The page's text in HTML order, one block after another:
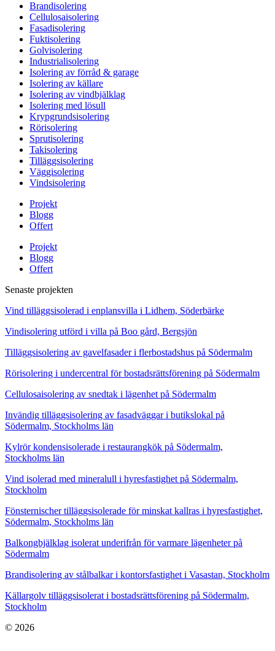
Brandisolering
Cellulosaisolering
Fasadisolering
Fuktisolering
Golvisolering
Industrialisolering
Isolering av förråd & garage
Isolering av källare
Isolering av vindbjälklag
Isolering med lösull
Krypgrundsisolering
Rörisolering
Sprutisolering
Takisolering
Tilläggsisolering
Väggisolering
Vindsisolering
Projekt
Blogg
Offert
Projekt
Blogg
Offert
Senaste projekten
Vind tilläggsisolerad i enplansvilla i Lidhem, Söderbärke
Vindisolering utförd i villa på Boo gård, Bergsjön
Tilläggsisolering av gavelfasader i flerbostadshus på Södermalm
Rörisolering i undercentral för bostadsrättsförening på Södermalm
Cellulosaisolering av snedtak i lägenhet på Södermalm
Invändig tilläggsisolering av fasadväggar i butikslokal på
Södermalm, Stockholms län
Kylrör kondensisolerade i restaurangkök på Södermalm,
Stockholms län
Vind isolerad med mineralull i hyresfastighet på Södermalm,
Stockholm
Fönsternischer tilläggsisolerade för minskat kallras i hyresfastighet,
Södermalm, Stockholms län
Balkongbjälklag isolerat underifrån för varmare lägenheter på
Södermalm
Brandisolering av stålbalkar i kontorsfastighet i Vasastan, Stockholm
Källargolv tilläggsisolerat i bostadsrättsförening på Södermalm,
Stockholm
© 2026